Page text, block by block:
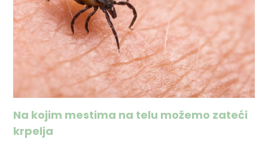
Na kojim mestima na telu možemo zateći
krpelja